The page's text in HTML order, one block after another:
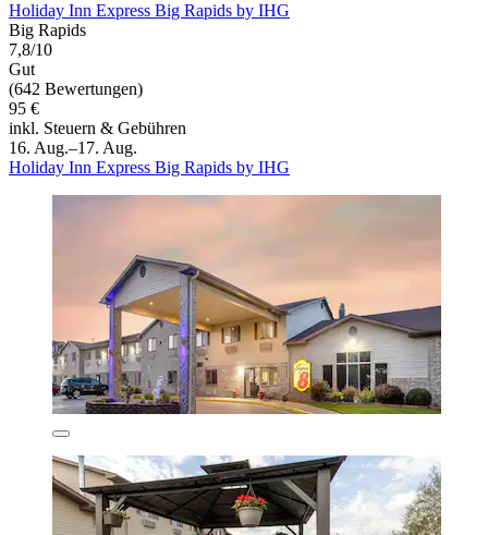
Holiday Inn Express Big Rapids by IHG
Big Rapids
7,8/10
Gut
(642 Bewertungen)
95 €
inkl. Steuern & Gebühren
16. Aug.–17. Aug.
Holiday Inn Express Big Rapids by IHG